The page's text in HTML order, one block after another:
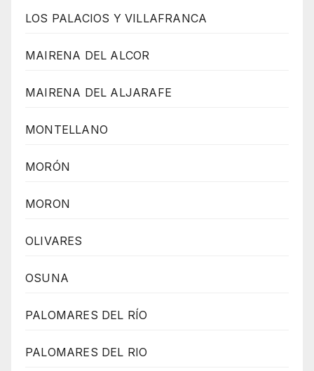
LOS PALACIOS Y VILLAFRANCA
MAIRENA DEL ALCOR
MAIRENA DEL ALJARAFE
MONTELLANO
MORÓN
MORON
OLIVARES
OSUNA
PALOMARES DEL RÍO
PALOMARES DEL RIO